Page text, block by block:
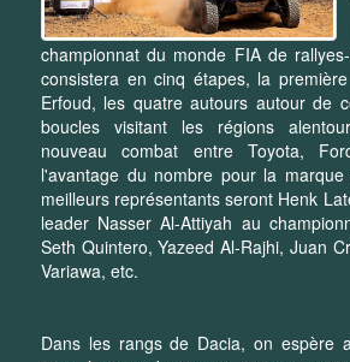
championnat du monde FIA de
consistera en cinq étapes, la
Erfoud, les quatre autours autour de
boucles visitant les régions
nouveau combat entre Toyota,
l'avantage du nombre pour la
meilleurs représentants seront Henk
leader Nasser Al-Attiyah au
Seth Quintero, Yazeed Al-Rajhi, Juan
Variawa, etc.
Dans les rangs de Dacia, on espère